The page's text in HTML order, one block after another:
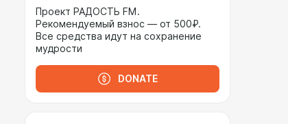
Проект РАДОСТЬ FM.
Рекомендуемый взнос — от 500₽.
Все средства идут на сохранение
мудрости
DONATE